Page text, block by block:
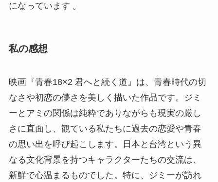
になっています​ ​。
私の感想
映画『青春18×2 君へと続く道』は、青春時代の切
なさや初恋の儚さを美しく描いた作品です。ジミ
ーとアミの関係は純粋でありながらも現実の厳し
さに直面し、観ている私たちに過去の恋愛や青春
の思い出を呼び起こします。日本と台湾という異
なる文化背景を持つキャラクターたちの交流は、
新鮮で心温まるものでした。特に、ジミーが訪れ